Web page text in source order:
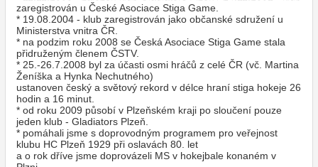
zaregistrován u České Asociace Stiga Game.
* 19.08.2004 - klub zaregistrován jako občanské sdružení u
Ministerstva vnitra ČR.
* na podzim roku 2008 se Česká Asociace Stiga Game stala
přidruženým členem ČSTV.
* 25.-26.7.2008 byl za účasti osmi hráčů z celé ČR (vč. Martina
Ženíška a Hynka Nechutného)
ustanoven český a světový rekord v délce hraní stiga hokeje 26
hodin a 16 minut.
* od roku 2009 působí v Plzeňském kraji po sloučení pouze
jeden klub - Gladiators Plzeň.
* pomáhali jsme s doprovodným programem pro veřejnost
klubu HC Plzeň 1929 při oslavách 80. let
a o rok dříve jsme doprovázeli MS v hokejbale konaném v